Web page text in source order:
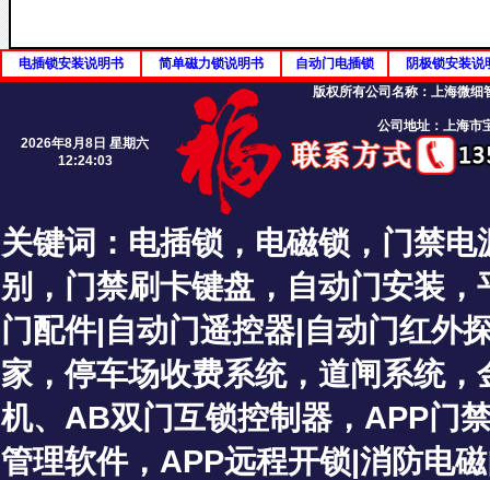
电插锁安装说明书 简单磁力锁说明书 自动门电插锁 阴极锁安装说
2026年8月8日 星期六
12:24:04
版权所有公司名称： 上海微细
公司地址：上海市
关键词： 电插锁 ， 电磁锁 ， 门禁电
别 ， 门禁刷卡键盘 ， 自动门安装 ，
门配件|自动门遥控器|自动门红外
家 ，停车场收费系统，道闸系统，
机、 AB双门互锁控制器 ， APP门
管理软件， APP远程开锁|消防电